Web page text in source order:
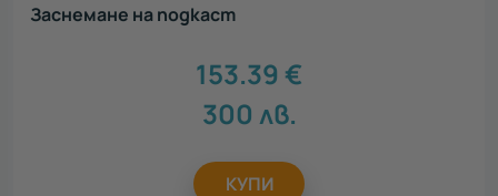
Заснемане на подкаст
153.39 €
300 лв.
КУПИ